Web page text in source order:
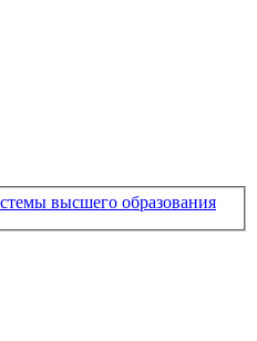
высшего образования